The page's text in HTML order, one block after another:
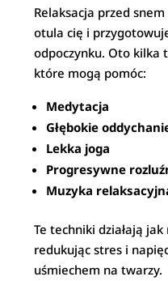
Relaksacja przed
otula cię i
odpoczynku. Oto kilka
które mogą pomóc:
Medytacja
Głębokie
Lekka joga
Progresywne
Muzyka
Te techniki działają
redukując stres i
uśmiechem na twarzy.